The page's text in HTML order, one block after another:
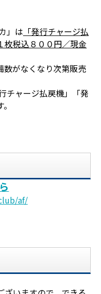
」は 「発行チャージ払
枚税込８００円／現金
数がなくなり次第販売
チャージ払戻機」「発
af/